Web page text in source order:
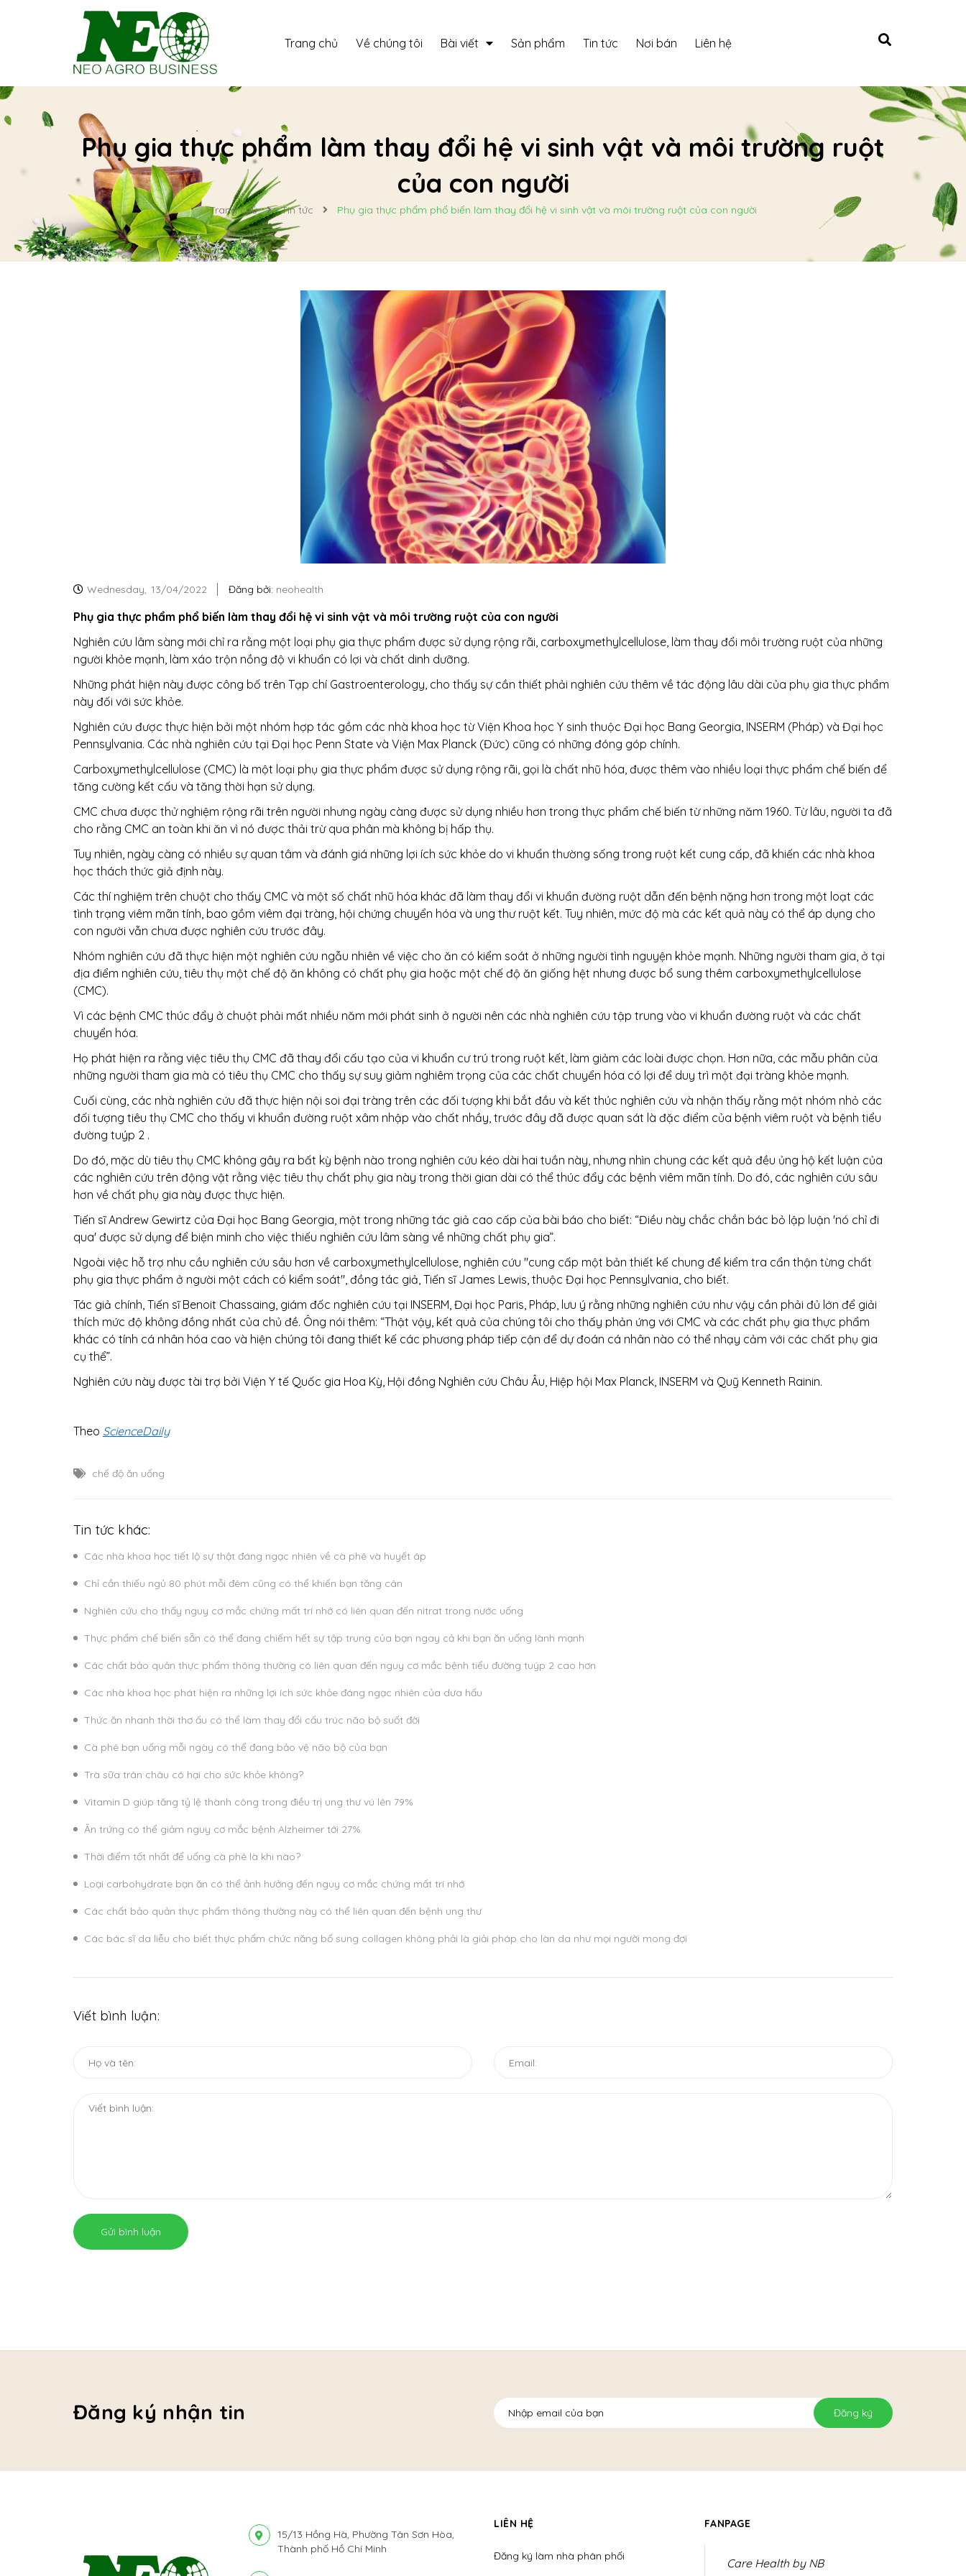
Trang chủ Về chúng tôi Bài viết Sản phẩm Tin tức Nơi bán Liên hệ
Phụ gia thực phẩm làm thay đổi hệ vi sinh vật và môi trường ruột
của con người
Trang chủ Tin tức Phụ gia thực phẩm phổ biến làm thay đổi hệ vi sinh vật và môi trường ruột của con người
Wednesday, 13/04/2022 Đăng bởi: neohealth
Phụ gia thực phẩm phổ biến làm thay đổi hệ vi sinh vật và môi trường ruột của con người
Nghiên cứu lâm sàng mới chỉ ra rằng một loại phụ gia thực phẩm được sử dụng rộng rãi, carboxymethylcellulose, làm thay đổi môi trường ruột của những
người khỏe mạnh, làm xáo trộn nồng độ vi khuẩn có lợi và chất dinh dưỡng.
Những phát hiện này được công bố trên Tạp chí Gastroenterology, cho thấy sự cần thiết phải nghiên cứu thêm về tác động lâu dài của phụ gia thực phẩm
này đối với sức khỏe.
Nghiên cứu được thực hiện bởi một nhóm hợp tác gồm các nhà khoa học từ Viện Khoa học Y sinh thuộc Đại học Bang Georgia, INSERM (Pháp) và Đại học
Pennsylvania. Các nhà nghiên cứu tại Đại học Penn State và Viện Max Planck (Đức) cũng có những đóng góp chính.
Carboxymethylcellulose (CMC) là một loại phụ gia thực phẩm được sử dụng rộng rãi, gọi là chất nhũ hóa, được thêm vào nhiều loại thực phẩm chế biến để
tăng cường kết cấu và tăng thời hạn sử dụng.
CMC chưa được thử nghiệm rộng rãi trên người nhưng ngày càng được sử dụng nhiều hơn trong thực phẩm chế biến từ những năm 1960. Từ lâu, người ta đã
cho rằng CMC an toàn khi ăn vì nó được thải trừ qua phân mà không bị hấp thụ.
Tuy nhiên, ngày càng có nhiều sự quan tâm và đánh giá những lợi ích sức khỏe do vi khuẩn thường sống trong ruột kết cung cấp, đã khiến các nhà khoa
học thách thức giả định này.
Các thí nghiệm trên chuột cho thấy CMC và một số chất nhũ hóa khác đã làm thay đổi vi khuẩn đường ruột dẫn đến bệnh nặng hơn trong một loạt các
tình trạng viêm mãn tính, bao gồm viêm đại tràng, hội chứng chuyển hóa và ung thư ruột kết. Tuy nhiên, mức độ mà các kết quả này có thể áp dụng cho
con người vẫn chưa được nghiên cứu trước đây.
Nhóm nghiên cứu đã thực hiện một nghiên cứu ngẫu nhiên về việc cho ăn có kiểm soát ở những người tình nguyện khỏe mạnh. Những người tham gia, ở tại
địa điểm nghiên cứu, tiêu thụ một chế độ ăn không có chất phụ gia hoặc một chế độ ăn giống hệt nhưng được bổ sung thêm carboxymethylcellulose
(CMC).
Vì các bệnh CMC thúc đẩy ở chuột phải mất nhiều năm mới phát sinh ở người nên các nhà nghiên cứu tập trung vào vi khuẩn đường ruột và các chất
chuyển hóa.
Họ phát hiện ra rằng việc tiêu thụ CMC đã thay đổi cấu tạo của vi khuẩn cư trú trong ruột kết, làm giảm các loài được chọn. Hơn nữa, các mẫu phân của
những người tham gia mà có tiêu thụ CMC cho thấy sự suy giảm nghiêm trọng của các chất chuyển hóa có lợi để duy trì một đại tràng khỏe mạnh.
Cuối cùng, các nhà nghiên cứu đã thực hiện nội soi đại tràng trên các đối tượng khi bắt đầu và kết thúc nghiên cứu và nhận thấy rằng một nhóm nhỏ các
đối tượng tiêu thụ CMC cho thấy vi khuẩn đường ruột xâm nhập vào chất nhầy, trước đây đã được quan sát là đặc điểm của bệnh viêm ruột và bệnh tiểu
đường tuýp 2 .
Do đó, mặc dù tiêu thụ CMC không gây ra bất kỳ bệnh nào trong nghiên cứu kéo dài hai tuần này, nhưng nhìn chung các kết quả đều ủng hộ kết luận của
các nghiên cứu trên động vật rằng việc tiêu thụ chất phụ gia này trong thời gian dài có thể thúc đẩy các bệnh viêm mãn tính. Do đó, các nghiên cứu sâu
hơn về chất phụ gia này được thực hiện.
Tiến sĩ Andrew Gewirtz của Đại học Bang Georgia, một trong những tác giả cao cấp của bài báo cho biết: “Điều này chắc chắn bác bỏ lập luận 'nó chỉ đi
qua' được sử dụng để biện minh cho việc thiếu nghiên cứu lâm sàng về những chất phụ gia”.
Ngoài việc hỗ trợ nhu cầu nghiên cứu sâu hơn về carboxymethylcellulose, nghiên cứu "cung cấp một bản thiết kế chung để kiểm tra cẩn thận từng chất
phụ gia thực phẩm ở người một cách có kiểm soát", đồng tác giả, Tiến sĩ James Lewis, thuộc Đại học Pennsylvania, cho biết.
Tác giả chính, Tiến sĩ Benoit Chassaing, giám đốc nghiên cứu tại INSERM, Đại học Paris, Pháp, lưu ý rằng những nghiên cứu như vậy cần phải đủ lớn để giải
thích mức độ không đồng nhất của chủ đề. Ông nói thêm: “Thật vậy, kết quả của chúng tôi cho thấy phản ứng với CMC và các chất phụ gia thực phẩm
khác có tính cá nhân hóa cao và hiện chúng tôi đang thiết kế các phương pháp tiếp cận để dự đoán cá nhân nào có thể nhạy cảm với các chất phụ gia
cụ thể”.
Nghiên cứu này được tài trợ bởi Viện Y tế Quốc gia Hoa Kỳ, Hội đồng Nghiên cứu Châu Âu, Hiệp hội Max Planck, INSERM và Quỹ Kenneth Rainin.
Theo ScienceDaily
chế độ ăn uống
Tin tức khác:
Các nhà khoa học tiết lộ sự thật đáng ngạc nhiên về cà phê và huyết áp
Chỉ cần thiếu ngủ 80 phút mỗi đêm cũng có thể khiến bạn tăng cân
Nghiên cứu cho thấy nguy cơ mắc chứng mất trí nhớ có liên quan đến nitrat trong nước uống
Thực phẩm chế biến sẵn có thể đang chiếm hết sự tập trung của bạn ngay cả khi bạn ăn uống lành mạnh
Các chất bảo quản thực phẩm thông thường có liên quan đến nguy cơ mắc bệnh tiểu đường tuýp 2 cao hơn
Các nhà khoa học phát hiện ra những lợi ích sức khỏe đáng ngạc nhiên của dưa hấu
Thức ăn nhanh thời thơ ấu có thể làm thay đổi cấu trúc não bộ suốt đời
Cà phê bạn uống mỗi ngày có thể đang bảo vệ não bộ của bạn
Trà sữa trân châu có hại cho sức khỏe không?
Vitamin D giúp tăng tỷ lệ thành công trong điều trị ung thư vú lên 79%
Ăn trứng có thể giảm nguy cơ mắc bệnh Alzheimer tới 27%
Thời điểm tốt nhất để uống cà phê là khi nào?
Loại carbohydrate bạn ăn có thể ảnh hưởng đến nguy cơ mắc chứng mất trí nhớ
Các chất bảo quản thực phẩm thông thường này có thể liên quan đến bệnh ung thư
Các bác sĩ da liễu cho biết thực phẩm chức năng bổ sung collagen không phải là giải pháp cho làn da như mọi người mong đợi
Viết bình luận:
Gửi bình luận
Đăng ký nhận tin Đăng ký
15/13 Hồng Hà, Phường Tân Sơn Hòa,
Thành phố Hồ Chí Minh
LIÊN HỆ
Đăng ký làm nhà phân phối
FANPAGE
Care Health by NB